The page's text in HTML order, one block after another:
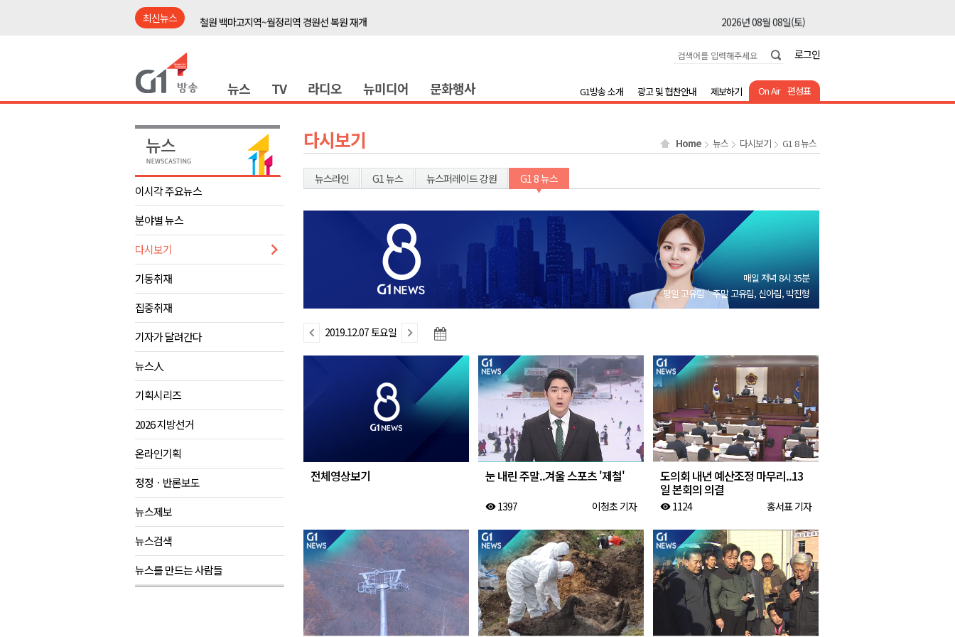
최신뉴스
철원 백마고지역~월정리역 경원선 복원 재개
2026년 08월 08일(토)
2026년 08월 08일(토)
영월군, 14~15일 서부시장 야시장 운영
2026년 08월 08일(토)
강원개발공사, 공기업 평가 2년 연속 '다'등급
도-시군 첫 간담회..우상호 "하나된 공동체"
2026년 08월 07일(금)
이 대통령, 사북·납북귀환어부 국가폭력 사과
2026년 08월 08일(토)
철원 백마고지역~월정리역 경원선 복원 재개
2026년 08월 08일(토)
어젯밤 원주 아파트 정전..천 백여세대 불편
2026년 08월 08일(토)
춘천시립 '장애아동전담어린이집' 개원
2026년 08월 08일(토)
양양군, 21일까지 '초등학생 틈새 돌봄' 시행
강원개발공사, 공기업 평가 2년 연속 '다'등급
2026년 08월 08일(토)
도-시군 첫 간담회..우상호 "하나된 공동체"
2026년 08월 07일(금)
2026년 08월 07일(금)
로그인
뉴스 TV 라디오 뉴미디어 문화행사 On Air 편성표
G1방송 소개 광고 및 협찬안내 제보하기
이시각 주요뉴스
분야별 뉴스
다시보기
기동취재
집중취재
기자가 달려간다
뉴스人
기획시리즈
2026 지방선거
온라인기획
정정ㆍ반론보도
뉴스제보
뉴스검색
뉴스를 만드는 사람들
다시보기 Home 뉴스 다시보기 G1 8 뉴스
뉴스라인 G1 뉴스 뉴스퍼레이드 강원 G1 8 뉴스
매일 저녁 8시 35분
평일 고유림
주말 고유림, 신아림, 박진형
이
2019.12.07 토요일
전체영상보기 눈 내린 주말..겨울 스포츠 '제철'
visibility 1397 이청초 기자
도의회 내년 예산조정 마무리..13
일 본회의 의결
visibility 1124 홍서표 기자